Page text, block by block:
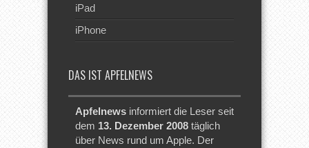
iPad
iPhone
DAS IST APFELNEWS
Apfelnews informiert die Leser seit
dem 13. Dezember 2008 täglich
über News rund um Apple. Der